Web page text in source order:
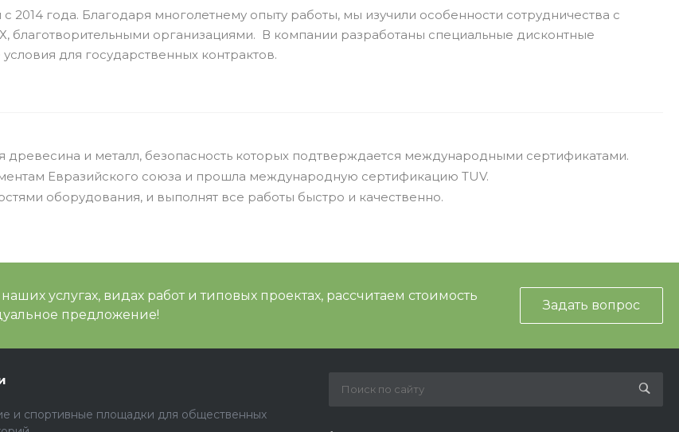
2014 года. Благодаря многолетнему опыту работы, мы изучили особенности сотрудничества с
благотворительными организациями. В компании разработаны специальные дисконтные
для государственных контрактов.
древесина и металл, безопасность которых подтверждается международными сертификатами.
Евразийского союза и прошла международную сертификацию TUV.
оборудования, и выполнят все работы быстро и качественно.
услугах, видах работ и типовых проектах, рассчитаем стоимость
предложение!
Задать вопрос
и спортивные площадки для общественных